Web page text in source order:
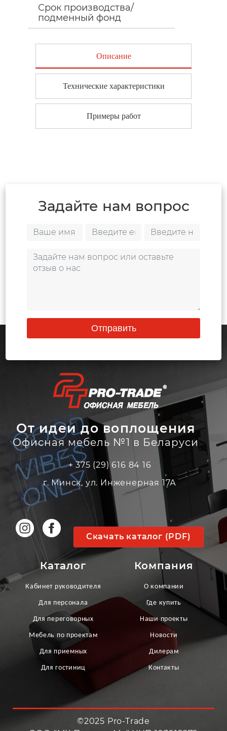
Срок производства/
подменный фонд
Описание
Технические характеристики
Примеры работ
Задайте нам вопрос
Отправить
От идеи до воплощения
Офисная мебель №1 в Беларуси
+ 375 (29) 616 84 16
г. Минск, ул. Инженерная 17А
Скачать каталог (PDF)
Каталог
Кабинет руководителя
Для персонала
Для переговорных
Мебель по проектам
Для приемных
Для гостиниц
Компания
О компании
Где купить
Наши проекты
Новости
Дилерам
Контакты
©2025 Pro-Trade